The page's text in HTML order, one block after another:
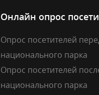
Онлайн опрос
Опрос посетителей
национального парка
Опрос посетителей
национального парка